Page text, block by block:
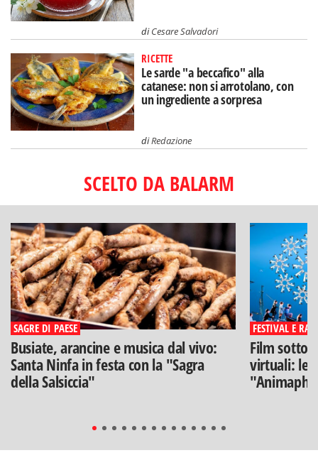
diCesare Salvadori
RICETTE
Le sarde "a beccafico" alla
catanese: non si arrotolano, con
un ingrediente a sorpresa
diRedazione
SCELTO DA BALARM
SAGRE DI PAESE
Busiate, arancine e musica dal vivo:
Santa Ninfa in festa con la "Sagra
della Salsiccia"
FESTIVAL E
Film sotto
virtuali: le